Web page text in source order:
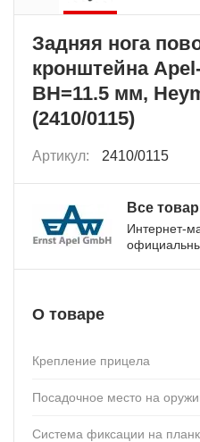
Задняя нога
кронштейна
BH=11.5 мм,
(2410/0115)
Артикул: 2410/0115
Все
Интернет-
О товаре
Крепление прицела
Посадочное место на
Система фиксации на